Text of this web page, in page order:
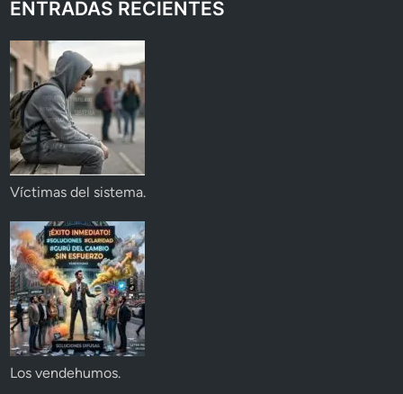
ENTRADAS RECIENTES
Víctimas del sistema.
Los vendehumos.